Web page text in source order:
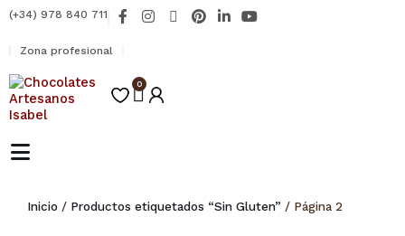
(+34) 978 840 711
F
a
o
o
I
g
r
X
P
i
L
Y
Zona profesional
0
Carrito
Inicio / Productos etiquetados “Sin Gluten” / Página 2